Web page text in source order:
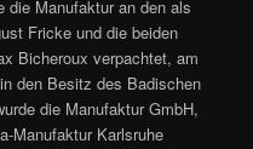
die Manufaktur an den als
Fricke und die beiden
Bicheroux verpachtet, am
den Besitz des Badischen
die Manufaktur GmbH,
Manufaktur Karlsruhe